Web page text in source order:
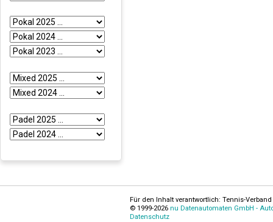
Für den Inhalt verantwortlich: Tennis-
© 1999-2026 nu Datenautomaten GmbH -
Datenschutz